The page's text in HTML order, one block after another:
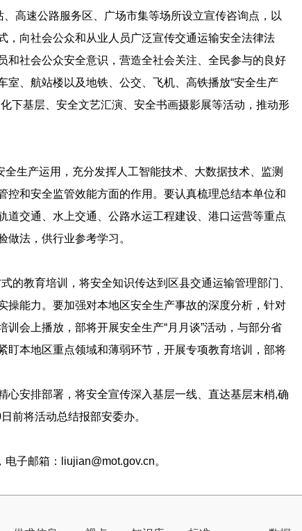
高速公路服务区、广场市集等场所设立宣传咨询点，以
，向社会公众和从业人员广泛宣传交通运输安全法律法
社会公众安全意识，营造全社会关注、全民参与的良好
、航站楼以及地铁、公交、飞机、高铁播放“安全生产
下基层、安全文艺汇演、安全书画摄影展等活动，推动形
生产运用，充分发挥人工智能技术、大数据技术、监测
和安全监管效能方面的作用。要认真梳理总结本单位和
交通、水上交通、公路水运工程建设、港口运营等重点
法，供行业参考学习。
的教育培训，将安全知识传达到区县交通运输管理部门、
能力。要加强对本地区安全生产事故的深度分析，针对
会上播放，部将开展安全生产“月月谈”活动，与部分省
本地区重点领域和薄弱环节，开展专项教育培训，部将
安排部署，将安全宣传深入基层一线、直达基层末梢,确
前将活动总结报部安委办。
子邮箱：liujian@mot.gov.cn。